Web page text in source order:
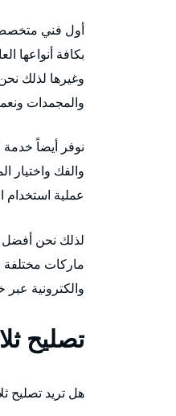
أول فني متخصص
بكافة أنواعها
وغيرها لذلك
والمجمدات
نوفر أيضاً
والفك واختيار
عملية استخدام
لذلك نحن أفضل
ماركات مختلفة
والكترونية
تصليح
هل تريد